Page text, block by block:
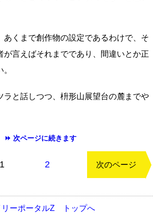
あくまで創作物の設定であるわけで、そ
が言えばそれまでであり、間違いとか正
ラと話しつつ、枡形山展望台の麓までや
⏩ 次ページに続きます
1 2 次のページ
リーポータルZ トップへ